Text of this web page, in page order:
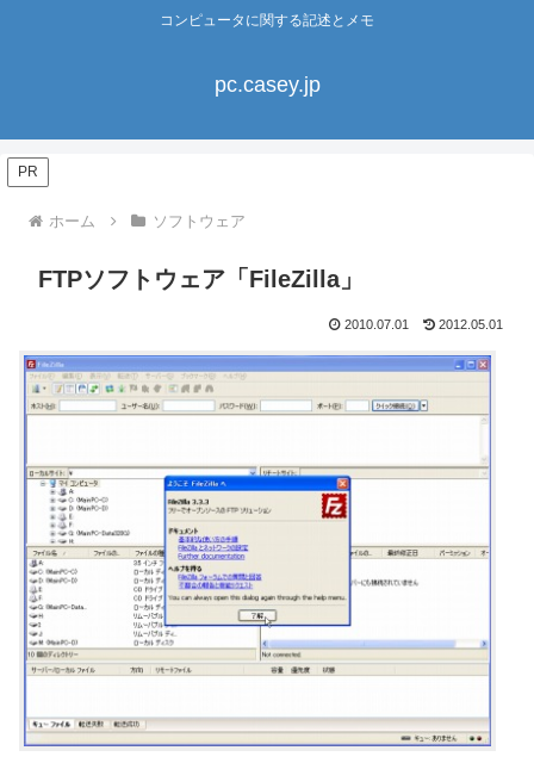
コンピュータに関する記述とメモ
pc.casey.jp
PR
ホーム ソフトウェア
FTPソフトウェア「FileZilla」
2010.07.01 2012.05.01